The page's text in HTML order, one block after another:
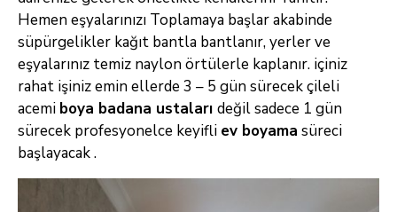
Hemen eşyalarınızı Toplamaya başlar akabinde
süpürgelikler kağıt bantla bantlanır, yerler ve
eşyalarınız temiz naylon örtülerle kaplanır. içiniz
rahat işiniz emin ellerde 3 – 5 gün sürecek çileli
acemi boya badana ustaları değil sadece 1 gün
sürecek profesyonelce keyifli ev boyama süreci
başlayacak .